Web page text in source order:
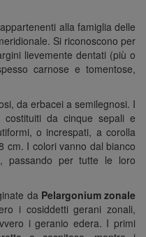
alla famiglia delle
Si riconoscono per
lievemente dentati (più o
carnose e tomentose,
da erbacei a semilegnosi. I
da cinque sepali e
o increspati, a corolla
cm. I colori vanno dal bianco
passando per tutte le loro
da Pelargonium zonale
i cosiddetti gerani zonali,
i geranio edera. I primi